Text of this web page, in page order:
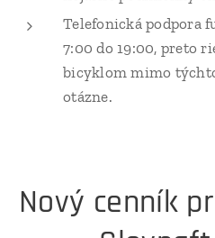
Telefonická podpora
7:00 do 19:00, preto
bicyklom mimo
otázne.
Nový cenník